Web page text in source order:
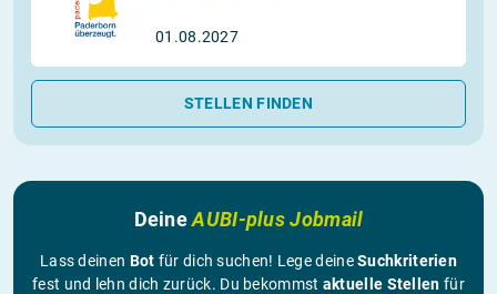
01.08.2027
STELLEN FINDEN
DeineAUBI-plus Jobmail
Lass deinen Bot für dich suchen! Lege deineSuchkriterien
fest und lehn dich zurück. Du bekommst aktuelle Stellen für